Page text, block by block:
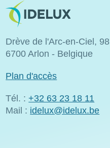
Image
Drève de l'Arc-en-Ciel, 98
6700 Arlon - Belgique
Plan d'accès
Tél. : +32 63 23 18 11
Mail : idelux@idelux.be